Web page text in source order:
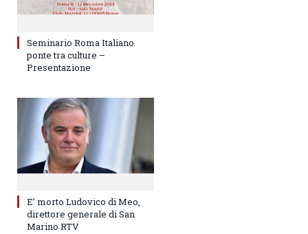
Seminario Roma Italiano
ponte tra culture –
Presentazione
E’ morto Ludovico di Meo,
direttore generale di San
Marino RTV